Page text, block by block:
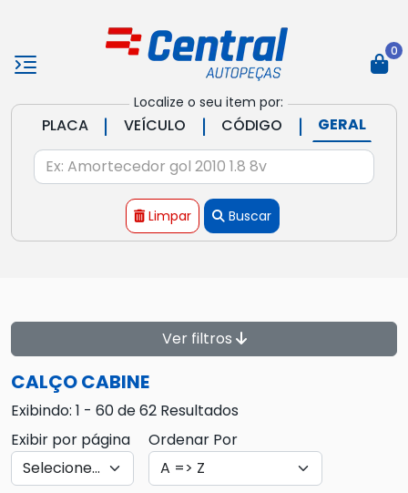
Localize o seu item por:
PLACA | VEÍCULO | CÓDIGO | GERAL
Limpar Buscar
0
Ver filtros
CALÇO CABINE
Exibindo: 1 - 60 de 62 Resultados
Exibir por página
Ordenar Por